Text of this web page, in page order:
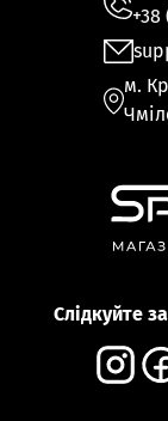
Слідкуйте
+38
м.